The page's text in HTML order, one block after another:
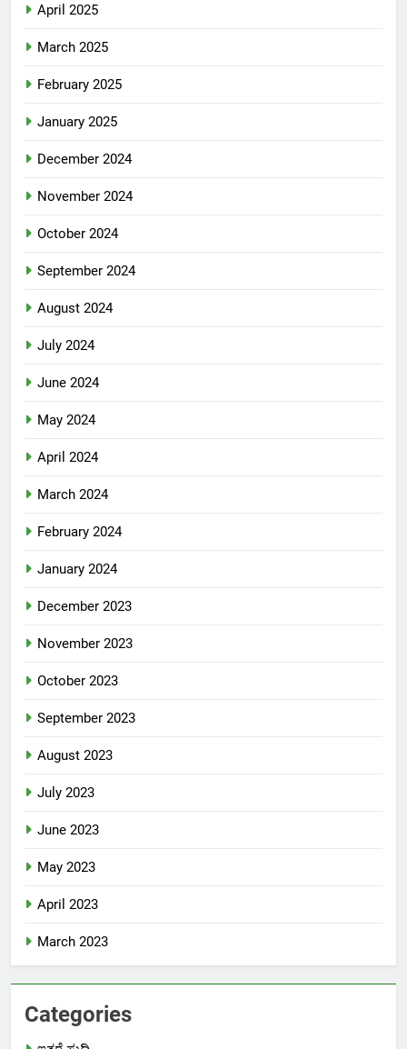
April 2025
March 2025
February 2025
January 2025
December 2024
November 2024
October 2024
September 2024
August 2024
July 2024
June 2024
May 2024
April 2024
March 2024
February 2024
January 2024
December 2023
November 2023
October 2023
September 2023
August 2023
July 2023
June 2023
May 2023
April 2023
March 2023
Categories